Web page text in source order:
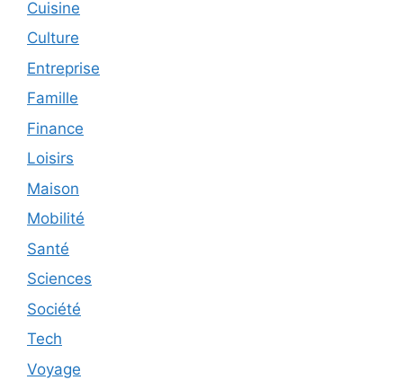
Cuisine
Culture
Entreprise
Famille
Finance
Loisirs
Maison
Mobilité
Santé
Sciences
Société
Tech
Voyage